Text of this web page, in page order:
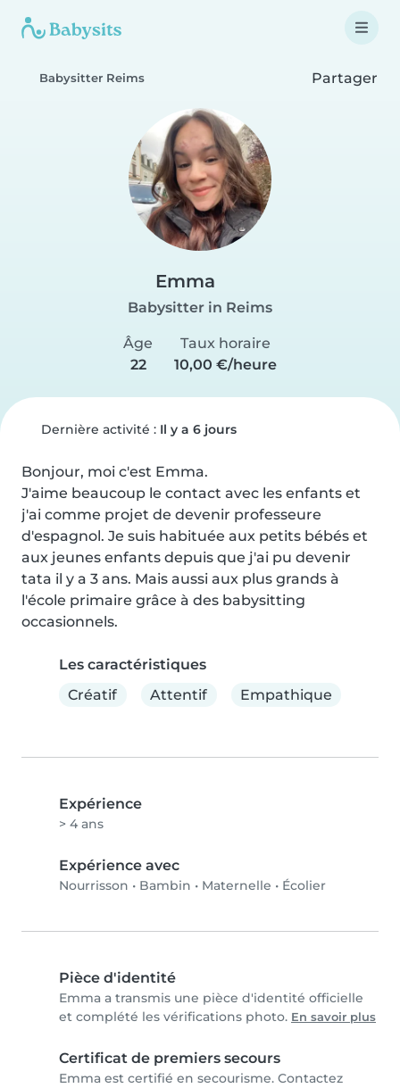
Babysitter Reims Partager
Emma
Babysitter in Reims
Âge
22
Taux horaire
10,00 €/heure
Dernière activité : Il y a 6 jours
Bonjour, moi c'est Emma.
J'aime beaucoup le contact avec les enfants et
j'ai comme projet de devenir professeure
d'espagnol. Je suis habituée aux petits bébés et
aux jeunes enfants depuis que j'ai pu devenir
tata il y a 3 ans. Mais aussi aux plus grands à
l'école primaire grâce à des babysitting
occasionnels.
Les caractéristiques
Créatif
Attentif Empathique
Expérience
> 4 ans
Expérience avec
Nourrisson • Bambin • Maternelle • Écolier
Pièce d'identité
Emma a transmis une pièce d'identité officielle
et complété les vérifications photo. En savoir plus
Certificat de premiers secours
Emma est certifié en secourisme. Contactez